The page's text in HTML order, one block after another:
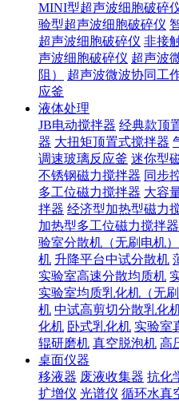
MINI型超声波细胞破碎
验型超声波细胞破碎仪
超声波细胞破碎仪 非接
声波细胞破碎仪 超声波
阻）
超声波微波协同工
应釜
液体处理
JB电动搅拌器 经典款顶
器 大扭矩顶置式搅拌器
调速玻璃反应釜 迷你型
不锈钢磁力搅拌器 同步
多工位磁力搅拌器 大容
拌器 经济型加热型磁力
加热型多工位磁力搅拌器
验室分散机（无刷电机）
机 升降平台中试分散机
实验室高速分散均质机
实验室均质乳化机（无刷
机 中试高剪切分散乳化
化机 卧式乳化机 实验室
辊研磨机 真空脱泡机 高
桌面仪器
移液器 废液收集器 抗化
扩增仪 光谱仪 循环水真